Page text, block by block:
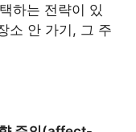
하는 전략이 있
소 안 가기, 그 주